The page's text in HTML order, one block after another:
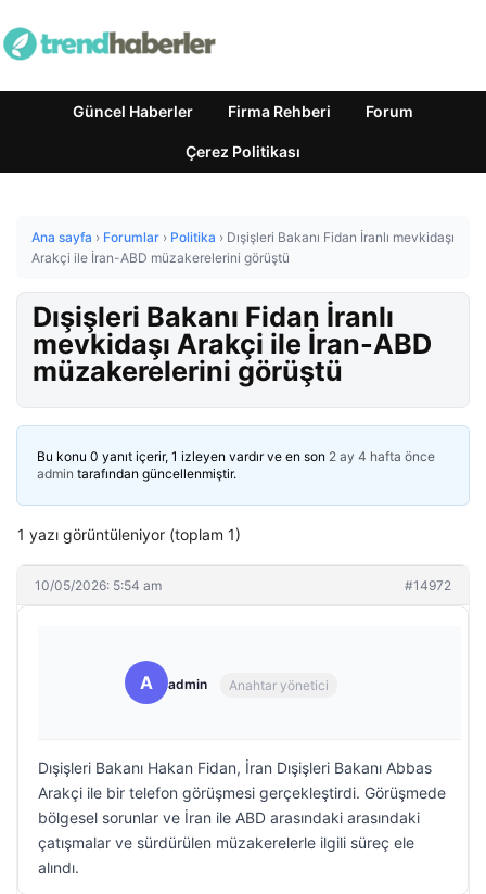
Güncel Haberler Firma Rehberi Forum
Çerez Politikası
Ana sayfa › Forumlar › Politika › Dışişleri Bakanı Fidan İranlı mevkidaşı
Arakçi ile İran-ABD müzakerelerini görüştü
Dışişleri Bakanı Fidan İranlı
mevkidaşı Arakçi ile İran-ABD
müzakerelerini görüştü
Bu konu 0 yanıt içerir, 1 izleyen vardır ve en son 2 ay 4 hafta önce
admin tarafından güncellenmiştir.
1 yazı görüntüleniyor (toplam 1)
10/05/2026: 5:54 am #14972
A admin Anahtar yönetici
Dışişleri Bakanı Hakan Fidan, İran Dışişleri Bakanı Abbas
Arakçi ile bir telefon görüşmesi gerçekleştirdi. Görüşmede
bölgesel sorunlar ve İran ile ABD arasındaki arasındaki
çatışmalar ve sürdürülen müzakerelerle ilgili süreç ele
alındı.